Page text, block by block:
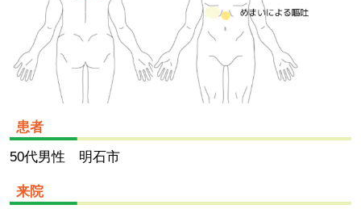
患者
50代男性 明石市
来院